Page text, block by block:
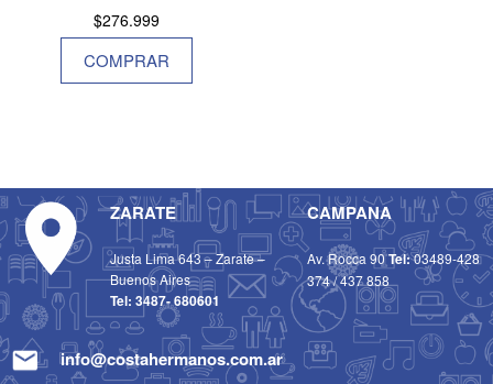
$276.999
COMPRAR
ZARATE
Justa Lima 643 – Zarate –
Buenos Aires
Tel: 3487- 680601
CAMPANA
Av. Rocca 90Tel:03489-428
374/437 858
info@costahermanos.com.ar